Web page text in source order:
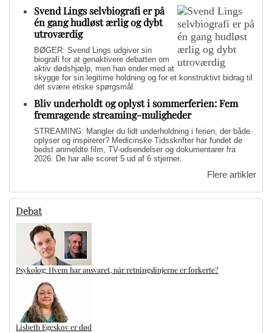
Svend Lings selvbiografi er på
én gang hudløst ærlig og dybt
utroværdig
BØGER: Svend Lings udgiver sin
biografi for at genaktivere debatten om
aktiv dødshjælp, men han ender med at
skygge for sin legitime holdning og for et konstruktivt bidrag til
det svære etiske spørgsmål.
Bliv underholdt og oplyst i sommerferien: Fem
fremragende streaming-muligheder
STREAMING: Mangler du lidt underholdning i ferien, der både
oplyser og inspirerer? Medicinske Tidsskrifter har fundet de
bedst anmeldte film, TV-udsendelser og dokumentarer fra
2026. De har alle scoret 5 ud af 6 stjerner.
Flere artikler
Debat
Psykolog: Hvem har ansvaret, når retningslinjerne er forkerte?
Lisbeth Egeskov er død